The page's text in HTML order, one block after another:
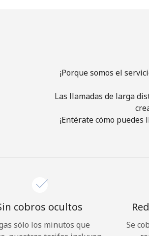
¡Porque somos el
Las llamadas de larga
¡Entérate cómo
cobros ocultos
sólo los minutos que
Se